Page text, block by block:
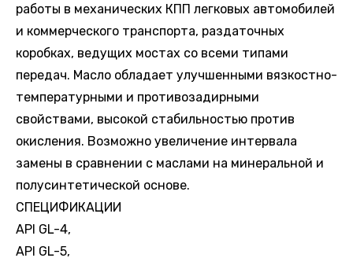
работы в механических КПП легковых автомобилей
и коммерческого транспорта, раздаточных
коробках, ведущих мостах со всеми типами
передач. Масло обладает улучшенными вязкостно-
температурными и противозадирными
свойствами, высокой стабильностью против
окисления. Возможно увеличение интервала
замены в сравнении с маслами на минеральной и
полусинтетической основе.
СПЕЦИФИКАЦИИ
API GL-4,
API GL-5,